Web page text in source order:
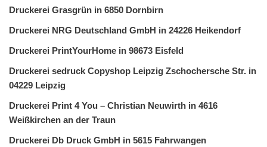
Druckerei Grasgrün in 6850 Dornbirn
Druckerei NRG Deutschland GmbH in 24226 Heikendorf
Druckerei PrintYourHome in 98673 Eisfeld
Druckerei sedruck Copyshop Leipzig Zschochersche Str. in
04229 Leipzig
Druckerei Print 4 You – Christian Neuwirth in 4616
Weißkirchen an der Traun
Druckerei Db Druck GmbH in 5615 Fahrwangen